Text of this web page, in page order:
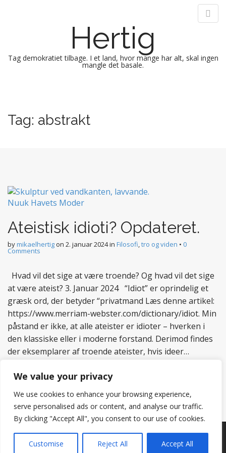
We value your privacy
We use cookies to enhance your browsing experience,
serve personalised ads or content, and analyse our traffic.
By clicking "Accept All", you consent to our use of cookies.
Customise Reject All Accept All
Hertig
Tag demokratiet tilbage. I et land, hvor mange har alt, skal ingen
mangle det basale.
i
n
p
t
e
n
Tag: abstrakt
Ateistisk idioti? Opdateret.
bymikaelhertigon 2. januar 2024in Filosofi,tro og viden • 0
Comments
Hvad vil det sige at være troende? Og hvad vil det sige
at være ateist? 3. Januar 2024 “Idiot” er oprindelig et
græsk ord, der betyder “privatmand Læs denne artikel:
https://www.merriam-webster.com/dictionary/idiot. Min
påstand er ikke, at alle ateister er idioter – hverken i
den klassiske eller i moderne forstand. Derimod findes
der eksemplarer af troende ateister, hvis ideer…
Read more
Copyright © 2026Hertig . All Rights Reserved.
The Matheson Theme by bavotasan.com.